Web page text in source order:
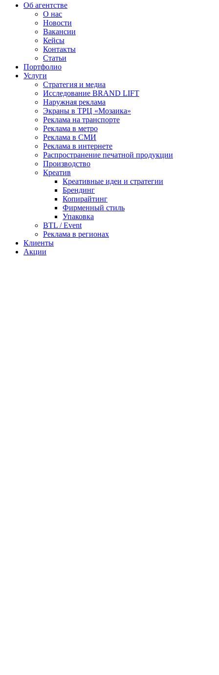
Об агентстве
О нас
Новости
Вакансии
Кейсы
Контакты
Статьи
Портфолио
Услуги
Стратегия и медиа
Исследование BRAND LIFT
Наружная реклама
Экраны в ТРЦ «Мозаика»
Реклама на транспорте
Реклама в метро
Реклама в СМИ
Реклама в интернете
Распространение печатной продукции
Производство
Креатив
Креативные идеи и стратегии
Брендинг
Копирайтинг
Фирменный стиль
Упаковка
BTL / Event
Реклама в регионах
Клиенты
Акции